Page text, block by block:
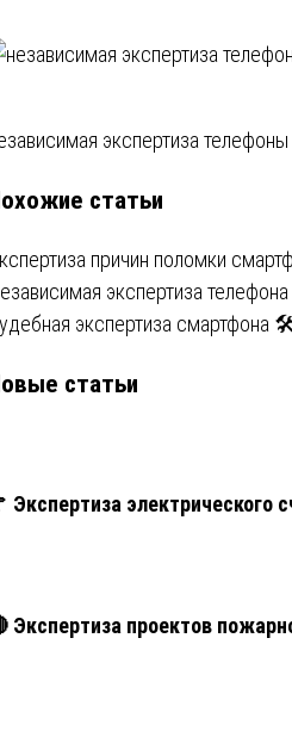
экспертиза
статьи
причин поломки
экспертиза
экспертиза смартфона
статьи
Экспертиза электрического
Экспертиза проектов